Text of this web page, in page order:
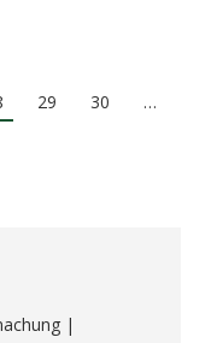
29 30
…
|